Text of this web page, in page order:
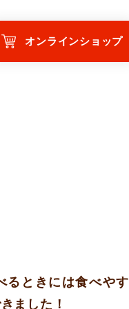
オンラインショップ
るときには食べやす
ました！